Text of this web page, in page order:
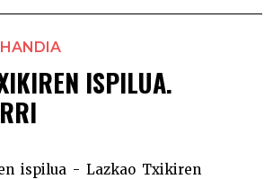
ISPILUA.
ispilua - Lazkao Txikiren